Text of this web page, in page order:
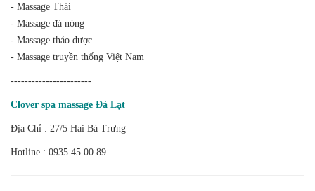
- Massage Thái
- Massage đá nóng
- Massage thảo dược
- Massage truyền thống Việt Nam
-----------------------
Clover spa massage Đà Lạt
Địa Chỉ : 27/5 Hai Bà Trưng
Hotline : 0935 45 00 89